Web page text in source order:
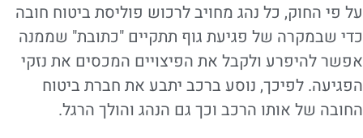
על פי החוק, כל נהג מחויב לרכוש פוליסת ביטוח חובה
כדי שבמקרה של פגיעת גוף תתקיים "כתובת" שממנה
אפשר להיפרע ולקבל את הפיצויים המכסים את נזקי
הפגיעה. לפיכך, נוסע ברכב יתבע את חברת ביטוח
החובה של אותו הרכב וכך גם הנהג והולך הרגל.